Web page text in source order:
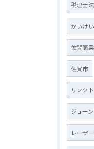
税理士法
かいけ
佐賀商
佐賀市
リンク
ジョー
レーザ